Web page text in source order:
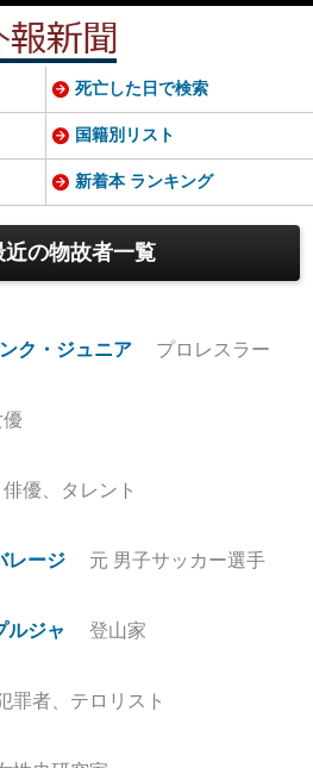
近の物故者一覧
ク・ジュニア プロレスラー
俳優、タレント
レージ 元 男子サッカー選手
ルジャ 登山家
罪者、テロリスト
死亡した日で検索
国籍別リスト
新着本 ランキング